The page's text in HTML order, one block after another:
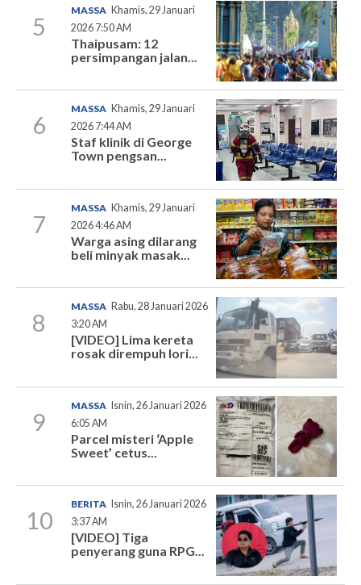
5
MASSA Khamis, 29 Januari
2026 7:50 AM
Thaipusam: 12
persimpangan jalan...
6
MASSA Khamis, 29 Januari
2026 7:44 AM
Staf klinik di George
Town pengsan...
7
MASSA Khamis, 29 Januari
2026 4:46 AM
Warga asing dilarang
beli minyak masak...
8
MASSA Rabu, 28 Januari 2026
3:20 AM
[VIDEO] Lima kereta
rosak dirempuh lori...
9
MASSA
Isnin, 26 Januari 2026
6:05 AM
Parcel misteri ‘Apple
Sweet’ cetus...
10
BERITA
Isnin, 26 Januari 2026
3:37 AM
[VIDEO] Tiga
penyerang guna RPG...